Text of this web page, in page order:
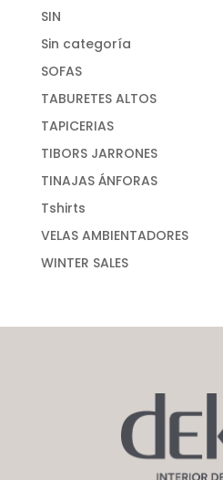
SIN
Sin categoría
SOFAS
TABURETES ALTOS
TAPICERIAS
TIBORS JARRONES
TINAJAS ÁNFORAS
Tshirts
VELAS AMBIENTADORES
WINTER SALES